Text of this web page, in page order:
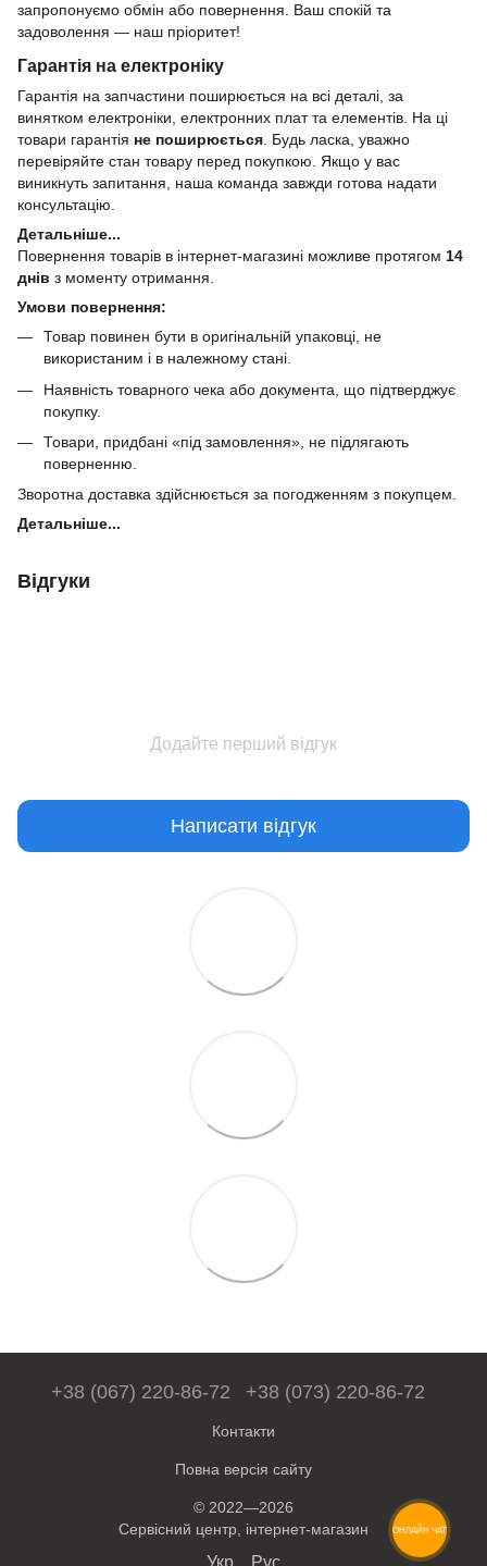
запропонуємо обмін або повернення. Ваш спокій та
задоволення — наш пріоритет!
Гарантія на електроніку
Гарантія на запчастини поширюється на всі деталі, за
винятком електроніки, електронних плат та елементів. На ці
товари гарантія не поширюється . Будь ласка, уважно
перевіряйте стан товару перед покупкою. Якщо у вас
виникнуть запитання, наша команда завжди готова надати
консультацію.
Детальніше...
Повернення товарів в інтернет-магазині можливе протягом 14
днів з моменту отримання.
Умови повернення:
Товар повинен бути в оригінальній упаковці, не
використаним і в належному стані.
Наявність товарного чека або документа, що підтверджує
покупку.
Товари, придбані «під замовлення», не підлягають
поверненню.
Зворотна доставка здійснюється за погодженням з покупцем.
Детальніше...
Відгуки
Додайте перший відгук
Написати відгук
+38 (067) 220-86-72 +38 (073) 220-86-72
Контакти
Повна версія сайту
© 2022—2026
Сервісний центр, інтернет-магазин
ОНЛАЙН ЧАТ